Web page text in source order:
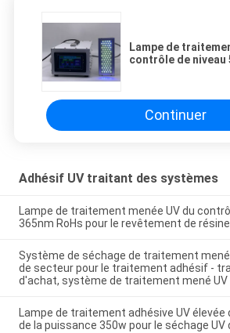
Lampe de
contrôle de niveau
Continuer
Adhésif UV traitant des systèmes
Lampe de traitement menée UV du
365nm RoHs pour le revêtement de résine
Système de séchage de traitement
de secteur pour le traitement adhésif -
d'achat, système de traitement mené UV
Lampe de traitement adhésive UV élevée
de la puissance 350w pour le séchage